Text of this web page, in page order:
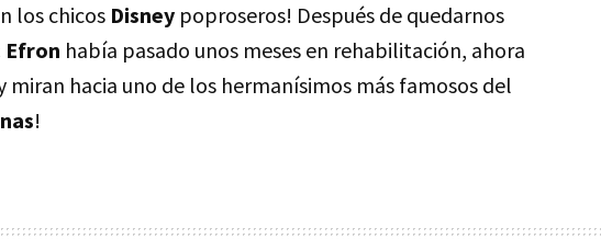
los chicos Disney poproseros! Después de quedarnos
Efron había pasado unos meses en rehabilitación, ahora
miran hacia uno de los hermanísimos más famosos del
!